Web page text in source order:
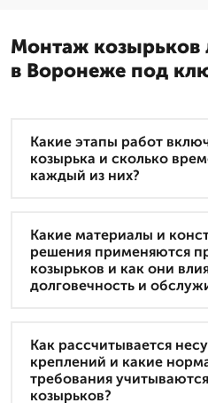
Монтаж
в Воронеже под
Какие этапы работ
козырька и сколько
каждый из них?
Какие материалы и
решения применяются
козырьков и как они
долговечность и
Как рассчитывается
креплений и какие
требования
козырьков?